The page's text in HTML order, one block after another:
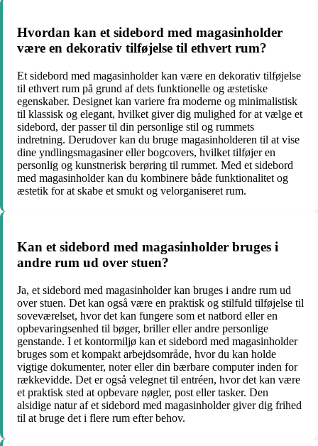
Hvordan kan et sidebord med magasinholder
være en dekorativ tilføjelse til ethvert rum?
Et sidebord med magasinholder kan være en dekorativ tilføjelse
til ethvert rum på grund af dets funktionelle og æstetiske
egenskaber. Designet kan variere fra moderne og minimalistisk
til klassisk og elegant, hvilket giver dig mulighed for at vælge et
sidebord, der passer til din personlige stil og rummets
indretning. Derudover kan du bruge magasinholderen til at vise
dine yndlingsmagasiner eller bogcovers, hvilket tilføjer en
personlig og kunstnerisk berøring til rummet. Med et sidebord
med magasinholder kan du kombinere både funktionalitet og
æstetik for at skabe et smukt og velorganiseret rum.
Kan et sidebord med magasinholder bruges i
andre rum ud over stuen?
Ja, et sidebord med magasinholder kan bruges i andre rum ud
over stuen. Det kan også være en praktisk og stilfuld tilføjelse til
soveværelset, hvor det kan fungere som et natbord eller en
opbevaringsenhed til bøger, briller eller andre personlige
genstande. I et kontormiljø kan et sidebord med magasinholder
bruges som et kompakt arbejdsområde, hvor du kan holde
vigtige dokumenter, noter eller din bærbare computer inden for
rækkevidde. Det er også velegnet til entréen, hvor det kan være
et praktisk sted at opbevare nøgler, post eller tasker. Den
alsidige natur af et sidebord med magasinholder giver dig frihed
til at bruge det i flere rum efter behov.